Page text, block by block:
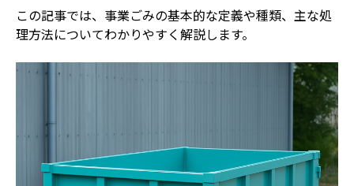
事業ごみの基本知識
業種別事業ごみの捨て方
この記事では、事業ごみの基本的な定義や種類、主な処
理方法についてわかりやすく解説します。